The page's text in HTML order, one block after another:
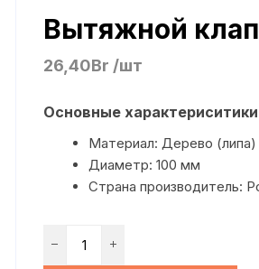
Вытяжной
26,40Br /шт
Основные
Материал: Дерево (липа)
Диаметр: 100 мм
Страна производитель: